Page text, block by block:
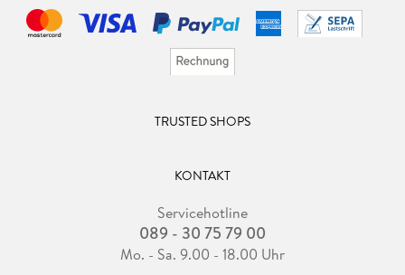
TRUSTED SHOPS
KONTAKT
Servicehotline
089 - 30 75 79 00
Mo. - Sa. 9.00 - 18.00 Uhr